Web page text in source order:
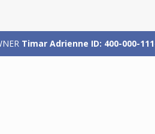
Timar Adrienne ID: 400-000-